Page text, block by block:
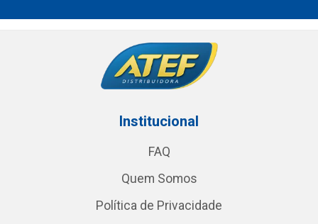
Institucional
FAQ
Quem Somos
Política de Privacidade